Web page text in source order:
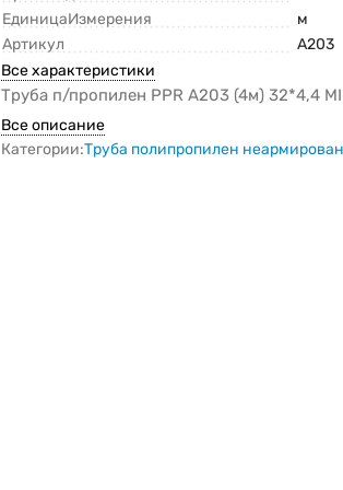
ЕдиницаИзмерения
м
Артикул
A203
Все характеристики
Труба п/пропилен PPR A203 (4м) 32*4,4
Все описание
Категории:Труба полипропилен